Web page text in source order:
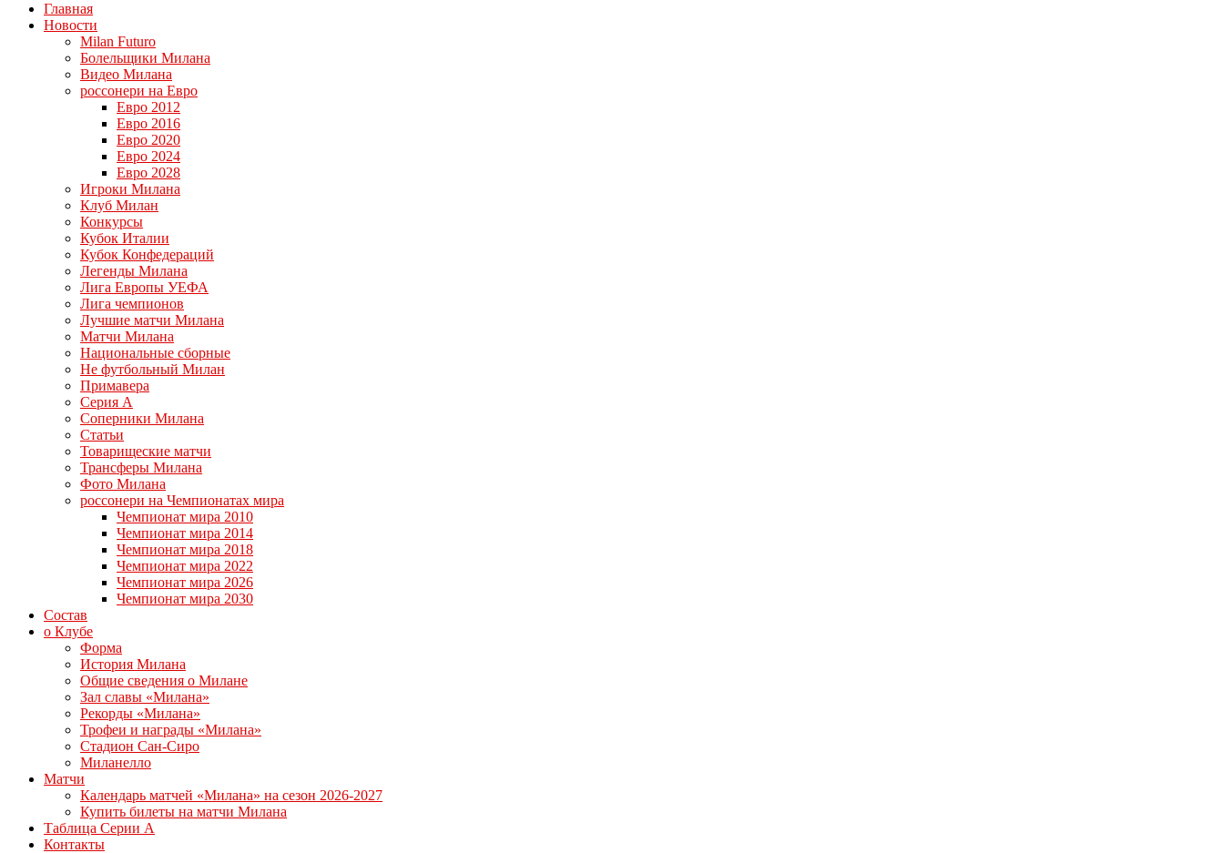
Главная
Новости
Milan Futuro
Болельщики Милана
Видео Милана
россонери на Евро
Евро 2012
Евро 2016
Евро 2020
Евро 2024
Евро 2028
Игроки Милана
Клуб Милан
Конкурсы
Кубок Италии
Кубок Конфедераций
Легенды Милана
Лига Европы УЕФА
Лига чемпионов
Лучшие матчи Милана
Матчи Милана
Национальные сборные
Не футбольный Милан
Примавера
Серия А
Соперники Милана
Статьи
Товарищеские матчи
Трансферы Милана
Фото Милана
россонери на Чемпионатах мира
Чемпионат мира 2010
Чемпионат мира 2014
Чемпионат мира 2018
Чемпионат мира 2022
Чемпионат мира 2026
Чемпионат мира 2030
Состав
о Клубе
Форма
История Милана
Общие сведения о Милане
Зал славы «Милана»
Рекорды «Милана»
Трофеи и награды «Милана»
Стадион Сан-Сиро
Миланелло
Матчи
Календарь матчей «Милана» на сезон 2026-2027
Купить билеты на матчи Милана
Таблица Серии А
Контакты